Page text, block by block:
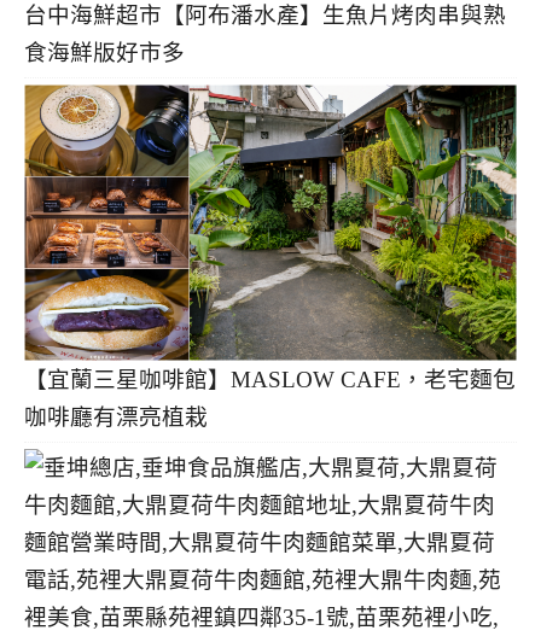
台中海鮮超市【阿布潘水產】生魚片烤肉串與熟
食海鮮版好市多
【宜蘭三星咖啡館】MASLOW CAFE，老宅麵包
咖啡廳有漂亮植栽